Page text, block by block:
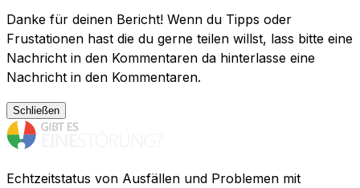
Danke für deinen Bericht! Wenn du Tipps oder
Frustationen hast die du gerne teilen willst, lass bitte eine
Nachricht in den Kommentaren da hinterlasse eine
Nachricht in den Kommentaren.
Schließen
Echtzeitstatus von Ausfällen und Problemen mit